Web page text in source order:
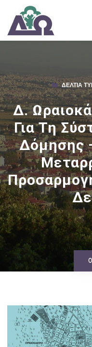
ΔΕΛΤΊΑ
Δ.
Για Τη
Δόμησης